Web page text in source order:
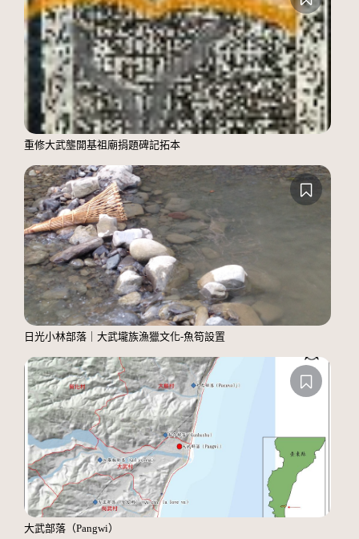
重修大武壟開基祖廟捐題碑記拓本
日光小林部落｜大武壠族漁獵文化-魚笱設置
大武部落（Pangwi）